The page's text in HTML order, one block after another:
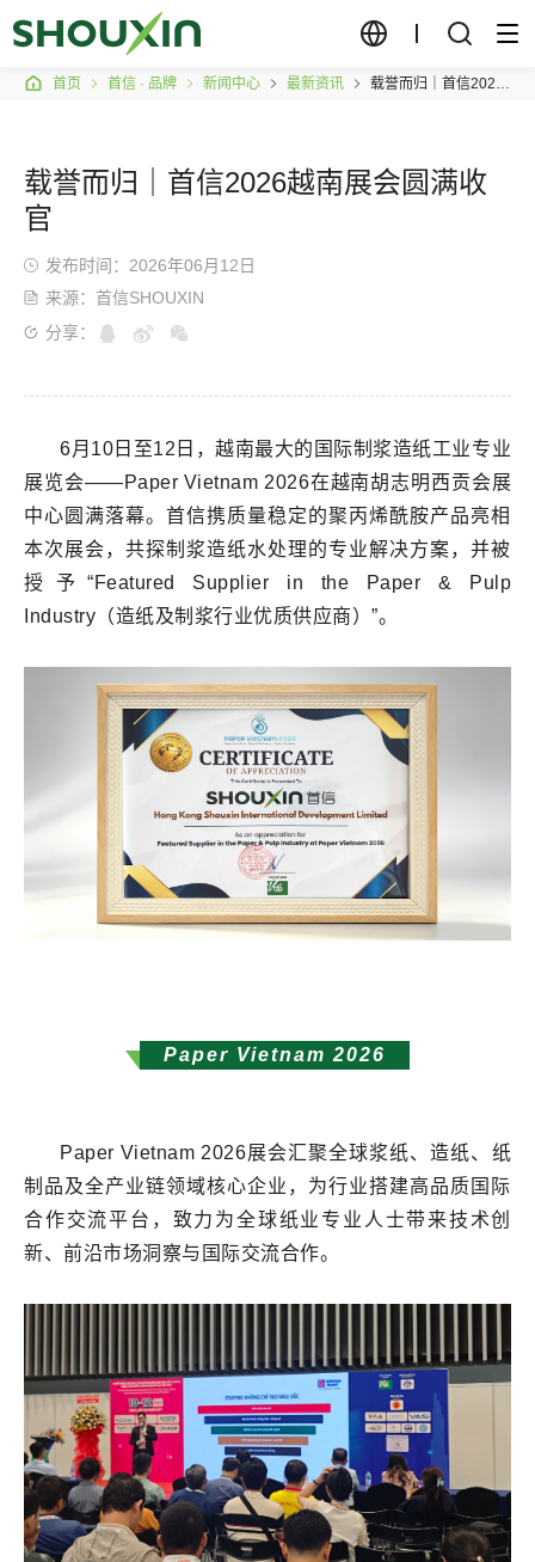
首页 首信 · 品牌 新闻中心 最新资讯 载誉而归｜首信2026越南展会圆满收官
载誉而归｜首信2026越南展会圆满收
官
发布时间：2026年06月12日
来源：首信SHOUXIN
分享：
6月10日至12日，越南最大的国际制浆造纸工业专业
展览会——Paper Vietnam 2026在越南胡志明西贡会展
中心圆满落幕。首信携质量稳定的聚丙烯酰胺产品亮相
本次展会，共探制浆造纸水处理的专业解决方案，并被
授予“Featured Supplier in the Paper & Pulp
Industry（造纸及制浆行业优质供应商）”。
Paper Vietnam 2026
Paper Vietnam 2026展会汇聚全球浆纸、造纸、纸
制品及全产业链领域核心企业，为行业搭建高品质国际
合作交流平台，致力为全球纸业专业人士带来技术创
新、前沿市场洞察与国际交流合作。